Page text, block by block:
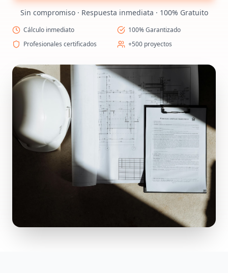
Sin compromiso · Respuesta inmediata · 100% Gratuito
Cálculo inmediato
100% Garantizado
Profesionales certificados
+500 proyectos